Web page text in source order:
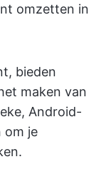
omzetten in
bieden
maken van
Android-
om je